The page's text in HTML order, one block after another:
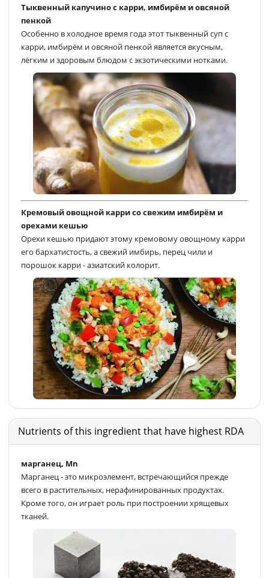
Тыквенный капучино с карри, имбирём и овсяной
пенкой
Особенно в холодное время года этот тыквенный суп с
карри, имбирём и овсяной пенкой является вкусным,
лёгким и здоровым блюдом с экзотическими нотками.
Кремовый овощной карри со свежим имбирём и
орехами кешью
Орехи кешью придают этому кремовому овощному карри
его бархатистость, а свежий имбирь, перец чили и
порошок карри - азиатский колорит.
Nutrients of this ingredient that have highest RDA
марганец, Mn
Марганец - это микроэлемент, встречающийся прежде
всего в растительных, нерафинированных продуктах.
Кроме того, он играет роль при построении хрящевых
тканей.